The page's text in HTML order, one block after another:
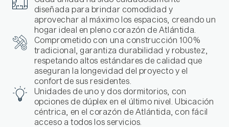
diseñada para brindar comodidad y
aprovechar al máximo los espacios, creando un
hogar ideal en pleno corazón de Atlántida.
Comprometido con una construcción 100%
tradicional, garantiza durabilidad y robustez,
respetando altos estándares de calidad que
aseguran la longevidad del proyecto y el
confort de sus residentes.
Unidades de uno y dos dormitorios, con
opciones de dúplex en el último nivel. Ubicación
céntrica, en el corazón de Atlántida, con fácil
acceso a todos los servicios.